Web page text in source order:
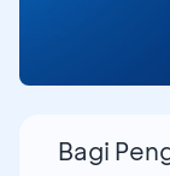
Bagi